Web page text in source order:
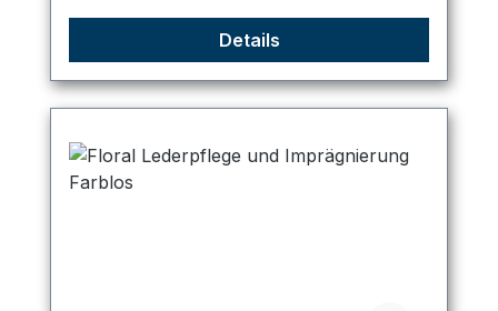
Details